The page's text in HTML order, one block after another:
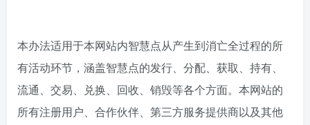
本办法适用于本网站内智慧点从产生到消亡全过程的所
有活动环节，涵盖智慧点的发行、分配、获取、持有、
流通、交易、兑换、回收、销毁等各个方面。本网站的
所有注册用户、合作伙伴、第三方服务提供商以及其他